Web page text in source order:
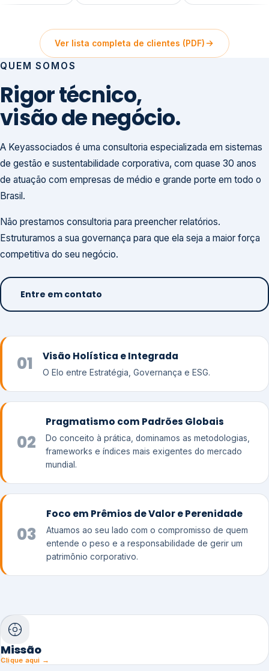
Ver lista completa de clientes (PDF)
QUEM SOMOS
Rigor técnico,
visão de negócio.
A Keyassociados é uma consultoria especializada em sistemas
de gestão e sustentabilidade corporativa, com quase 30 anos
de atuação com empresas de médio e grande porte em todo o
Brasil.
Não prestamos consultoria para preencher relatórios.
Estruturamos a sua governança para que ela seja a maior força
competitiva do seu negócio.
Entre em contato
01 Visão Holística e Integrada
O Elo entre Estratégia, Governança e ESG.
02
Pragmatismo com Padrões Globais
Do conceito à prática, dominamos as metodologias,
frameworks e índices mais exigentes do mercado
mundial.
03
Foco em Prêmios de Valor e Perenidade
Atuamos ao seu lado com o compromisso de quem
entende o peso e a responsabilidade de gerir um
patrimônio corporativo.
Missão
Clique aqui →